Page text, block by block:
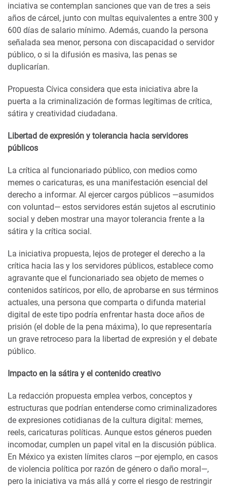
inciativa se contemplan sanciones que van de tres a seis
años de cárcel, junto con multas equivalentes a entre 300 y
600 días de salario mínimo. Además, cuando la persona
señalada sea menor, persona con discapacidad o servidor
público, o si la difusión es masiva, las penas se
duplicarían.
Propuesta Cívica considera que esta iniciativa abre la
puerta a la criminalización de formas legítimas de crítica,
sátira y creatividad ciudadana.
Libertad de expresión y tolerancia hacia servidores
públicos
La crítica al funcionariado público, con medios como
memes o caricaturas, es una manifestación esencial del
derecho a informar. Al ejercer cargos públicos —asumidos
con voluntad— estos servidores están sujetos al escrutinio
social y deben mostrar una mayor tolerancia frente a la
sátira y la crítica social.
La iniciativa propuesta, lejos de proteger el derecho a la
crítica hacia las y los servidores públicos, establece como
agravante que el funcionariado sea objeto de memes o
contenidos satíricos, por ello, de aprobarse en sus términos
actuales, una persona que comparta o difunda material
digital de este tipo podría enfrentar hasta doce años de
prisión (el doble de la pena máxima), lo que representaría
un grave retroceso para la libertad de expresión y el debate
público.
Impacto en la sátira y el contenido creativo
La redacción propuesta emplea verbos, conceptos y
estructuras que podrían entenderse como criminalizadores
de expresiones cotidianas de la cultura digital: memes,
reels, caricaturas políticas. Aunque estos géneros pueden
incomodar, cumplen un papel vital en la discusión pública.
En México ya existen límites claros —por ejemplo, en casos
de violencia política por razón de género o daño moral—,
pero la iniciativa va más allá y corre el riesgo de restringir